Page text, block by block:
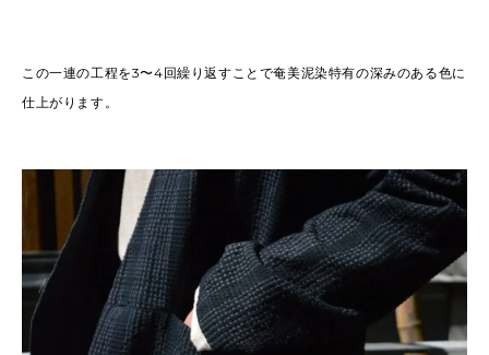
この一連の工程を3〜4回繰り返すことで奄美泥染特有の深みのある色に
仕上がります。